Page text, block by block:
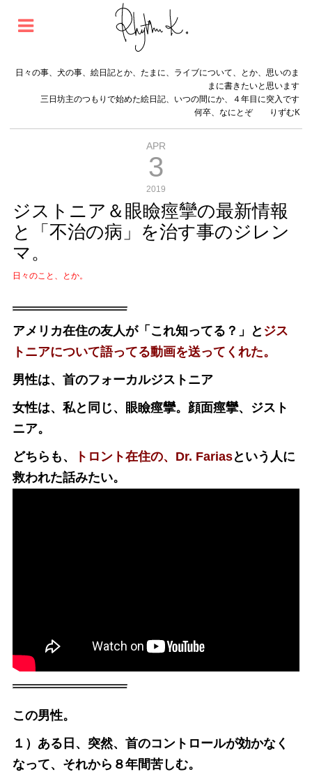
日々の事、犬の事、絵日記とか、たまに、ライブについて、とか、思いのま
まに書きたいと思います
三日坊主のつもりで始めた絵日記、いつの間にか、４年目に突入です
何卒、なにとぞ りずむK
APR
3
2019
ジストニア＆眼瞼痙攣の最新情報
と「不治の病」を治す事のジレン
マ。
日々のこと、とか。
アメリカ在住の友人が「これ知ってる？」と ジス
トニアについて語ってる動画を送ってくれた。
男性は、首のフォーカルジストニア
女性は、私と同じ、眼瞼痙攣。顔面痙攣、ジスト
ニア。
どちらも、
トロント在住の、Dr. Fariasという人に
救われた話みたい。
この男性。
１）ある日、突然、首のコントロールが効かなく
なって、それから８年間苦しむ。